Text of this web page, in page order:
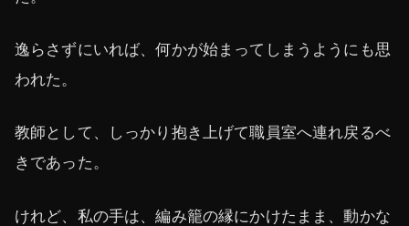
逸らさずにいれば、何かが始まってしまうようにも思
われた。
教師として、しっかり抱き上げて職員室へ連れ戻るべ
きであった。
けれど、私の手は、編み籠の縁にかけたまま、動かな